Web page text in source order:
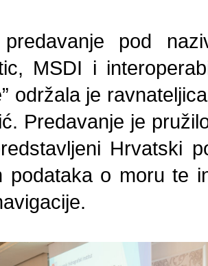
pod
MSDI i
održala je
Predavanje je
Hrvatski
podataka o moru te